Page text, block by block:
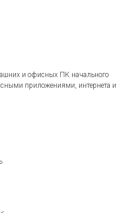
и офисных ПК начального
приложениями, интернета и